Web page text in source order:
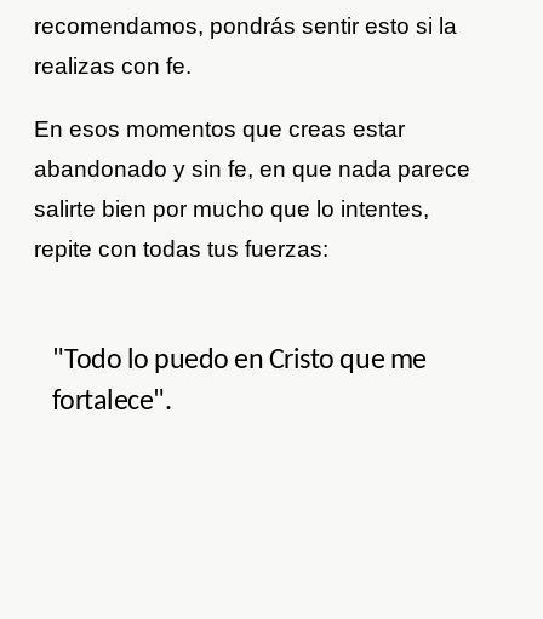
recomendamos, pondrás sentir esto si la
realizas con fe.
En esos momentos que creas estar
abandonado y sin fe, en que nada parece
salirte bien por mucho que lo intentes,
repite con todas tus fuerzas:
"Todo lo puedo en Cristo que me
fortalece".